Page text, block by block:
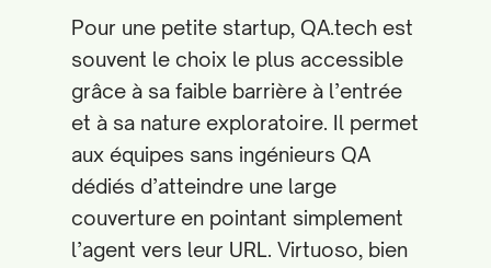
Pour une petite startup, QA.tech est
souvent le choix le plus accessible
grâce à sa faible barrière à l’entrée
et à sa nature exploratoire. Il permet
aux équipes sans ingénieurs QA
dédiés d’atteindre une large
couverture en pointant simplement
l’agent vers leur URL. Virtuoso, bien